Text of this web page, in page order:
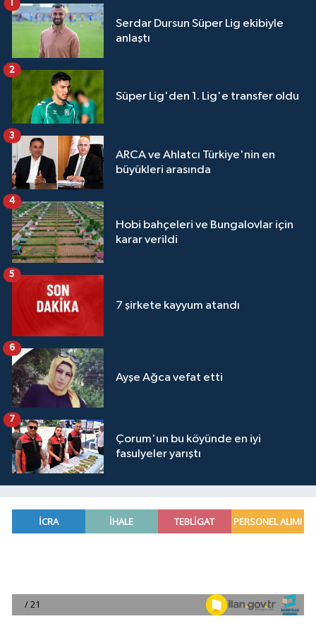
Serdar Dursun Süper Lig ekibiyle
anlaştı
Süper Lig'den 1. Lig'e transfer oldu
2
ARCA ve Ahlatcı Türkiye'nin en
büyükleri arasında
3
Hobi bahçeleri ve Bungalovlar için
karar verildi
4
7 şirkete kayyum atandı
5
Ayşe Ağca vefat etti
6
Çorum'un bu köyünde en iyi
fasulyeler yarıştı
7